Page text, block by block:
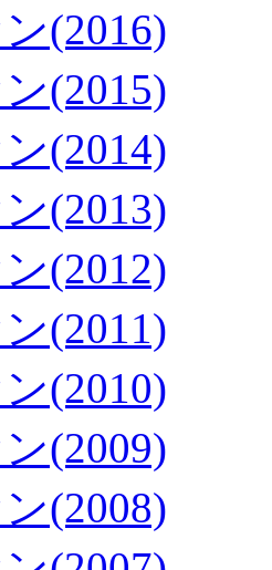
(2016)
(2015)
(2014)
(2013)
(2012)
(2011)
(2010)
(2009)
(2008)